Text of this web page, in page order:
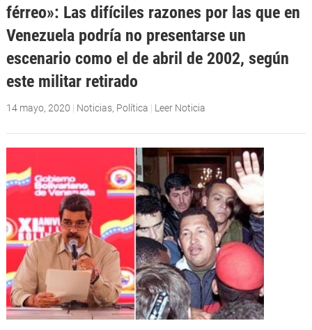
férreo»: Las difíciles razones por las que en
Venezuela podría no presentarse un
escenario como el de abril de 2002, según
este militar retirado
14 mayo, 2020 | Noticias, Política | Leer Noticia